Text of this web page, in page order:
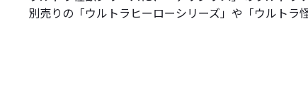
別売りの「ウルトラヒーローシリーズ」や「ウルトラ